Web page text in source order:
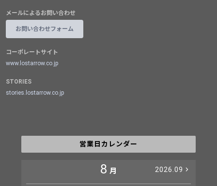
メールによるお問い合わせ
お問い合わせフォーム
コーポレートサイト
www.lostarrow.co.jp
STORIES
stories.lostarrow.co.jp
営業日カレンダー
8 月 2026.09